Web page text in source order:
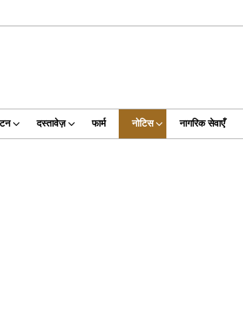
दस्तावेज़ फार्म नोटिस नागरिक सेवाएँ